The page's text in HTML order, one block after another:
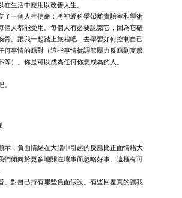
在生活中應用以改善人生。
一個人生使命：將神經科學帶離實驗室和學術
個人都能受用。每個人有必要認識它，因為它確
骨。跟我一起踏上旅程吧，去學習如何控制自己
何事情的應對（這些事情從調節壓力反應到克服
等）。你是可以成為任何你想成為的人。
。
示，負面情緒在大腦中引起的反應比正面情緒大
們傾向於更多地關注壞事而忽略好事。這極有可
」對自己持有哪些負面假設。有些回覆真的讓我